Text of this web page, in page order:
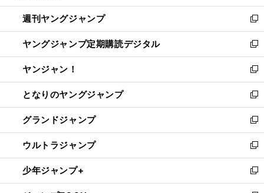
開
く
ウ
で
開
く
ン
ド
ウ
で
開
く
ウ
ィ
ン
ド
ウ
で
開
く
週刊ヤングジャンプ
新
し
い
ウ
ィ
ン
ド
ウ
で
開
く
ヤングジャンプ定期購読デジタル
新
し
い
ウ
ィ
ン
ド
ウ
で
開
く
ヤンジャン！
新
し
い
ウ
ィ
ン
ド
ウ
で
開
となりのヤングジャンプ
新
し
い
ウ
ィ
ン
ド
ウ
グランドジャンプ
新
し
い
ウ
ィ
ン
ウルトラジャンプ
新
し
い
ウ
少年ジャンプ+
新
し